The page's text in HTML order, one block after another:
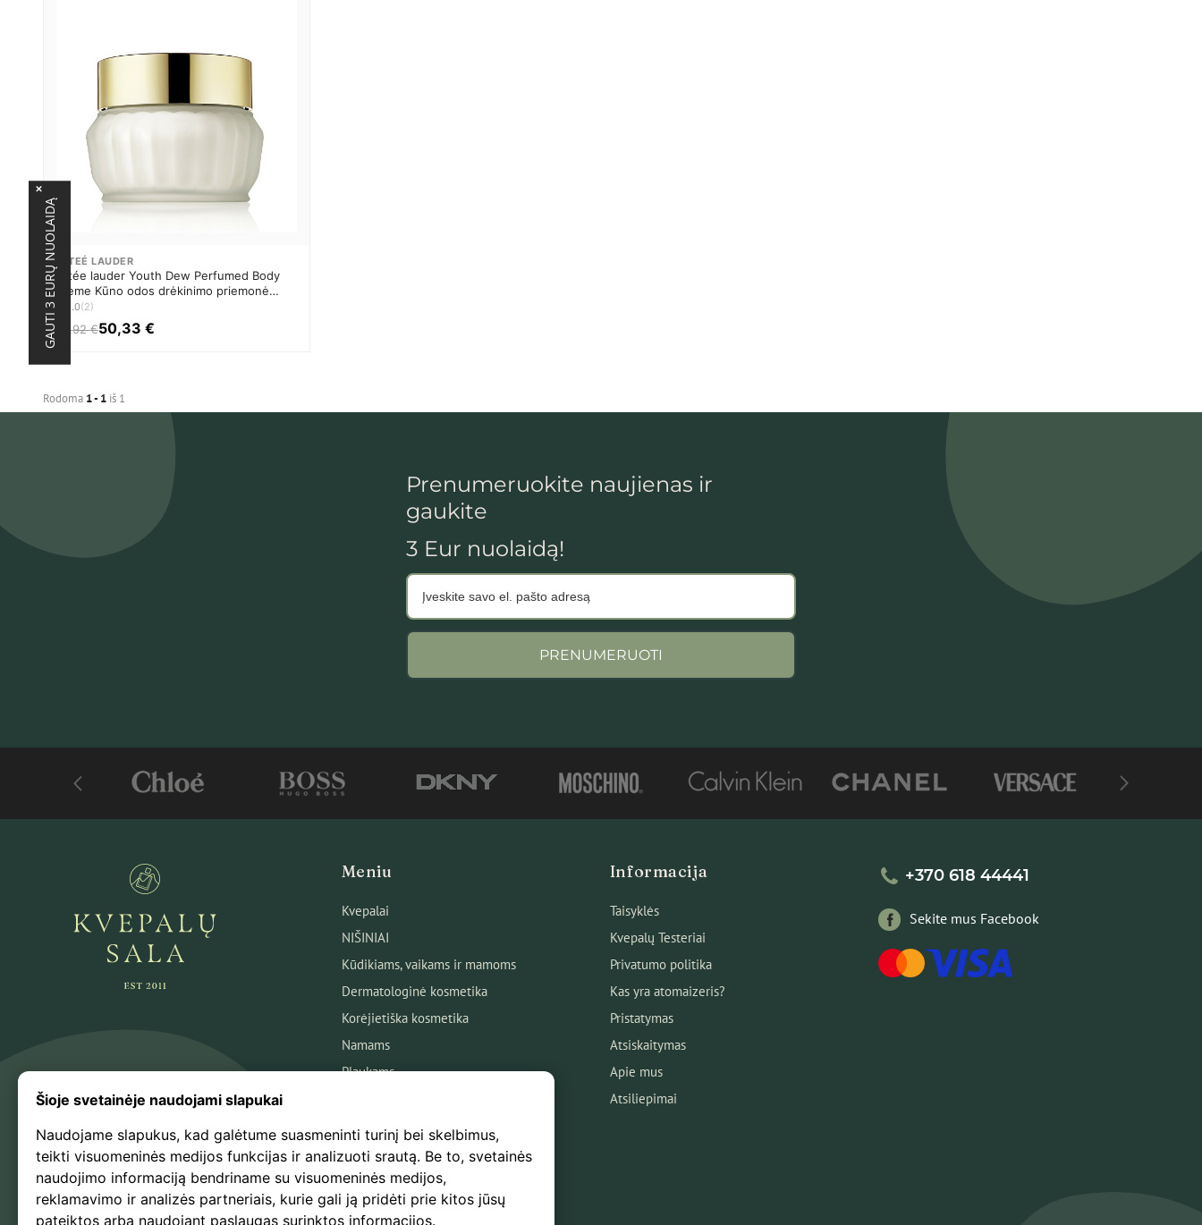
ESTEÉ LAUDER
Estée lauder Youth Dew Perfumed Body
Creme Kūno odos drėkinimo priemonė
Moterims
5.0(2)
58,92 €50,33 €
Rodoma 1 - 1 iš 1
Prenumeruokite naujienas ir
gaukite
3 Eur nuolaidą!
PRENUMERUOTI
Šioje svetainėje naudojami slapukai
Naudojame slapukus, kad galėtume suasmeninti turinį bei skelbimus,
teikti visuomeninės medijos funkcijas ir analizuoti srautą. Be to, svetainės
naudojimo informaciją bendriname su visuomeninės medijos,
reklamavimo ir analizės partneriais, kurie gali ją pridėti prie kitos jūsų
pateiktos arba naudojant paslaugas surinktos informacijos.
Meniu
Kvepalai
NIŠINIAI
Kūdikiams, vaikams ir mamoms
Dermatologinė kosmetika
Korėjietiška kosmetika
Namams
Plaukams
Kūnui
Kosmetika
Naujausios
Išpardavimas
Informacija
Taisyklės
Kvepalų Testeriai
Privatumo politika
Kas yra atomaizeris?
Pristatymas
Atsiskaitymas
Apie mus
Atsiliepimai
+370 618 44441
Sekite mus Facebook
GAUTI 3 EURŲ NUOLAIDĄ
×